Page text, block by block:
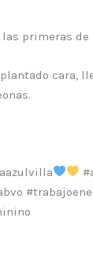
primeras
cara,